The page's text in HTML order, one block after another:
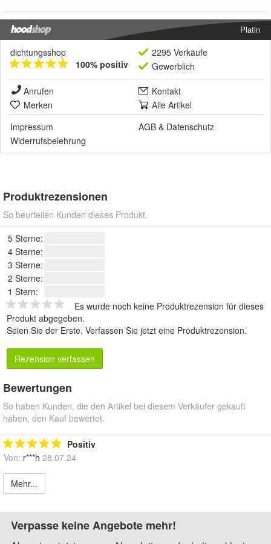
Platin
dichtungsshop
100% positiv
2295 Verkäufe
Gewerblich
Anrufen
Kontakt
Merken
Alle Artikel
Impressum
AGB & Datenschutz
Widerrufsbelehrung
Produktrezensionen
So beurteilen Kunden dieses Produkt.
5 Sterne:
4 Sterne:
3 Sterne:
2 Sterne:
1 Stern:
Es wurde noch keine Produktrezension für dieses
Produkt abgegeben.
Seien Sie der Erste. Verfassen Sie jetzt eine Produktrezension.
Rezension verfassen
Bewertungen
So haben Kunden, die den Artikel bei diesem Verkäufer gekauft
haben, den Kauf bewertet.
Positiv
Von: r***h 28.07.24
Mehr...
Verpasse keine Angebote mehr!